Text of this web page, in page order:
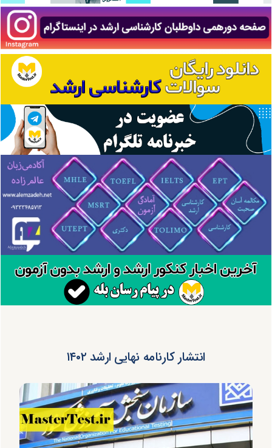
انتشار کارنامه نهایی ارشد ۱۴۰۲